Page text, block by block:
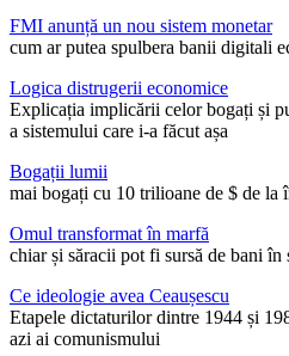
FMI anunță un nou sistem monetar
cum ar putea spulbera banii digitali
Logica distrugerii economice
Explicația implicării celor bogați și
a sistemului care i-a făcut așa
Bogații lumii
mai bogați cu 10 trilioane de $ de la
Omul transformat în marfă
chiar și săracii pot fi sursă de bani în
Ce ideologie avea Ceaușescu
Etapele dictaturilor dintre 1944 și
azi ai comunismului